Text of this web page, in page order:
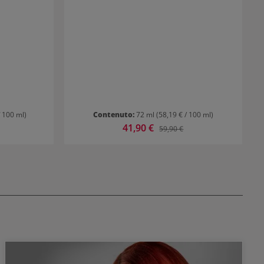
ml)
Contenuto:72 ml (58,19 € / 100 ml)
Prezzo di vendita:
41,90 € Prezzo normale:
59,90 €